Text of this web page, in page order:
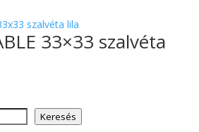
33×33 szalvéta
Keresés